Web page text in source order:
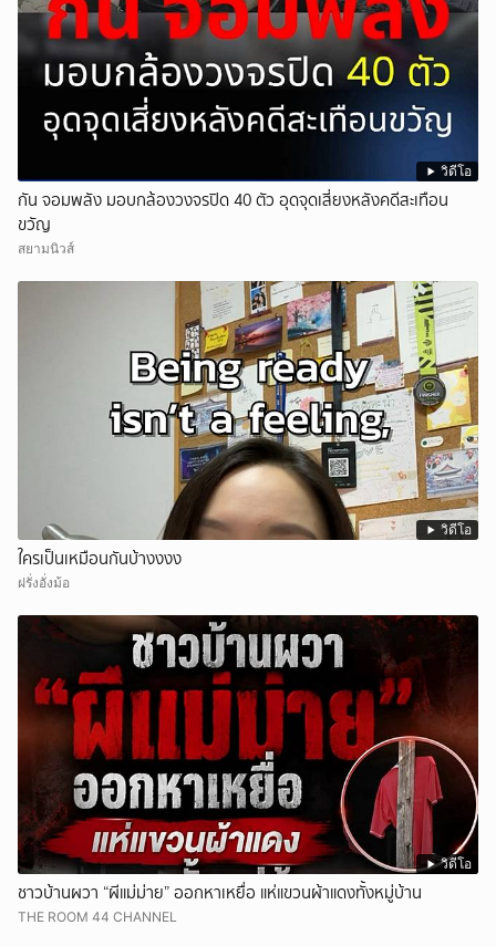
วิดีโอ
กัน จอมพลัง มอบกล้องวงจรปิด 40 ตัว อุดจุดเสี่ยงหลังคดีสะเทือน
ขวัญ
สยามนิวส์
วิดีโอ
ใครเป็นเหมือนกันบ้างงงง
ฝรั่งอั่งม้อ
วิดีโอ
ชาวบ้านผวา “ผีแม่ม่าย” ออกหาเหยื่อ แห่แขวนผ้าแดงทั้งหมู่บ้าน
THE ROOM 44 CHANNEL